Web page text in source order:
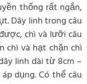
thống rất ngắn,
Dây linh trong câu
chì và lưỡi câu
chì và hạt chặn chì
linh dài từ 8cm –
dụng. Có thể câu